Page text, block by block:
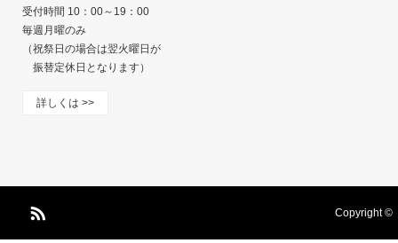
受付時間 10：00～19：00
毎週月曜のみ
（祝祭日の場合は翌火曜日が
振替定休日となります）
詳しくは >>
Copyright ©